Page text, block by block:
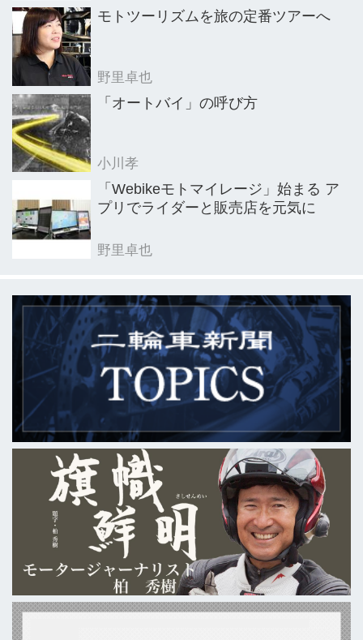
げていきましょう」と呼びかけられ
モトツーリズムを旅の定番ツアーへ
野里卓也
「オートバイ」の呼び方
小川孝
「Webikeモトマイレージ」始まる ア
プリでライダーと販売店を元気に
野里卓也